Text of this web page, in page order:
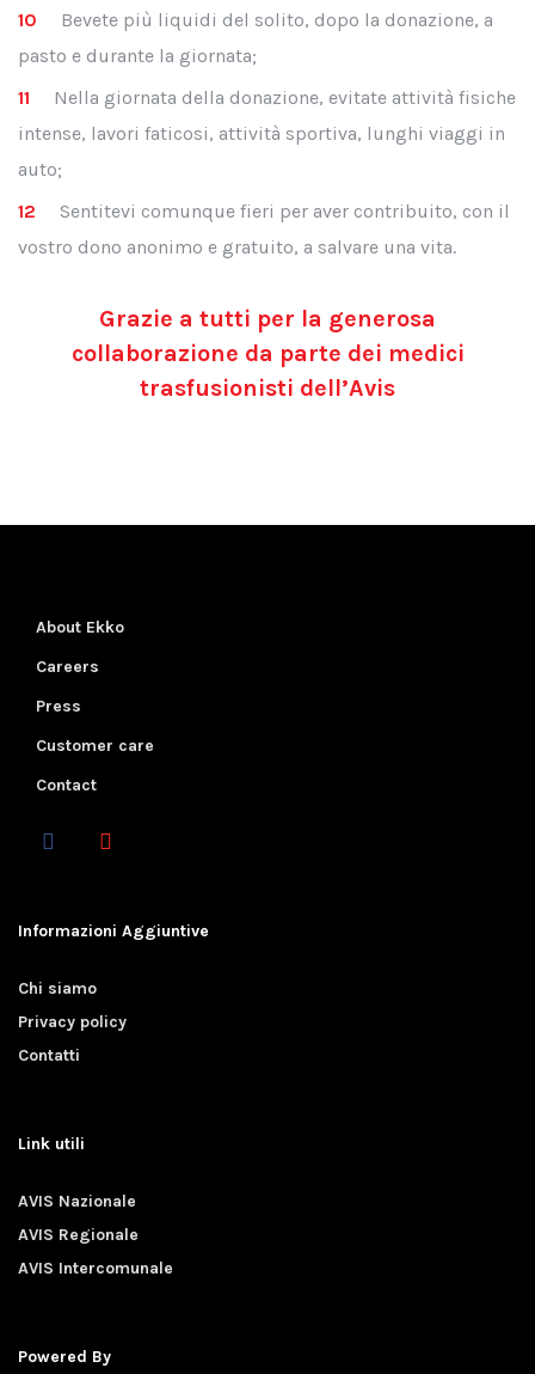
Bevete più liquidi del solito, dopo la donazione, a
pasto e durante la giornata;
Nella giornata della donazione, evitate attività fisiche
intense, lavori faticosi, attività sportiva, lunghi viaggi in
auto;
Sentitevi comunque fieri per aver contribuito, con il
vostro dono anonimo e gratuito, a salvare una vita.
Grazie a tutti per la generosa
collaborazione da parte dei medici
trasfusionisti dell’Avis
About Ekko
Careers
Press
Customer care
Contact
Informazioni Aggiuntive
Chi siamo
Privacy policy
Contatti
Link utili
AVIS Nazionale
AVIS Regionale
AVIS Intercomunale
Powered By